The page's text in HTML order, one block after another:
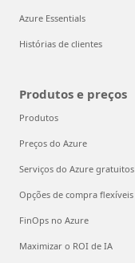
Azure Essentials
Histórias de clientes
Produtos e preços
Produtos
Preços do Azure
Serviços do Azure gratuitos
Opções de compra flexíveis
FinOps no Azure
Maximizar o ROI de IA